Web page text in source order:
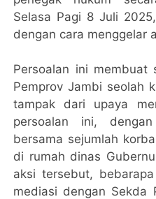
Selasa Pagi 8 Juli
dengan cara menggelar
Persoalan ini membuat
Pemprov Jambi seolah
tampak dari upaya
persoalan ini,
bersama sejumlah
di rumah dinas
aksi tersebut,
mediasi dengan Sekda